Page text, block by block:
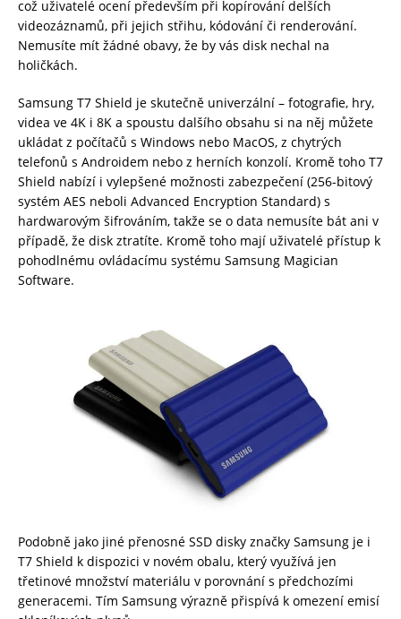
což uživatelé ocení především při kopírování delších
videozáznamů, při jejich střihu, kódování či renderování.
Nemusíte mít žádné obavy, že by vás disk nechal na
holičkách.
Samsung T7 Shield je skutečně univerzální – fotografie, hry,
videa ve 4K i 8K a spoustu dalšího obsahu si na něj můžete
ukládat z počítačů s Windows nebo MacOS, z chytrých
telefonů s Androidem nebo z herních konzolí. Kromě toho T7
Shield nabízí i vylepšené možnosti zabezpečení (256-bitový
systém AES neboli Advanced Encryption Standard) s
hardwarovým šifrováním, takže se o data nemusíte bát ani v
případě, že disk ztratíte. Kromě toho mají uživatelé přístup k
pohodlnému ovládacímu systému Samsung Magician
Software.
Podobně jako jiné přenosné SSD disky značky Samsung je i
T7 Shield k dispozici v novém obalu, který využívá jen
třetinové množství materiálu v porovnání s předchozími
generacemi. Tím Samsung výrazně přispívá k omezení emisí